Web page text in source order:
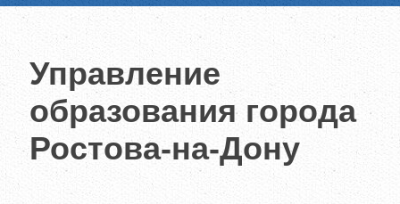
Управление
образования города
Ростова-на-Дону